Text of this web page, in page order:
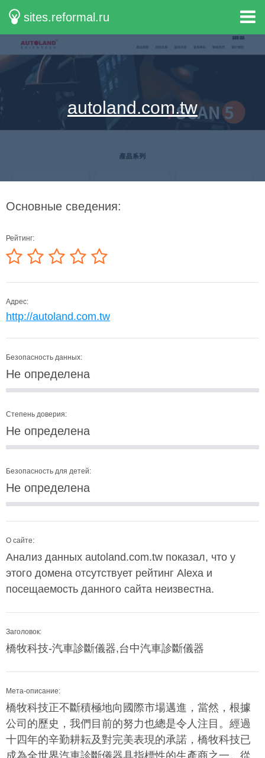
sites.reformal.ru
autoland.com.tw
Основные сведения:
Рейтинг:
Адрес:
http://autoland.com.tw
Безопасность данных:
Не определена
Степень доверия:
Не определена
Безопасность для детей:
Не определена
О сайте:
Анализ данных autoland.com.tw показал, что у
этого домена отсутствует рейтинг Alexa и
посещаемость данного сайта неизвестна.
Заголовок:
橋牧科技-汽車診斷儀器,台中汽車診斷儀器
Мета-описание:
橋牧科技正不斷積極地向國際市場邁進，當然，根據
公司的歷史，我們目前的努力也總是令人注目。經過
十四年的辛勤耕耘及對完美表現的承諾，橋牧科技已
成為全世界汽車診斷儀器具指標性的生產商之一。從